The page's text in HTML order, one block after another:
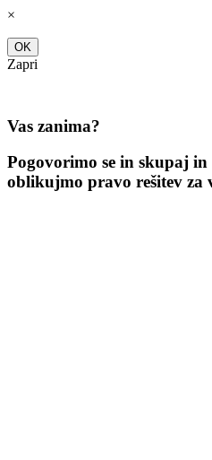
Skip
content
×
OK
Zapri
Vas zanima?
Pogovorimo se in skupaj in
oblikujmo pravo rešitev za